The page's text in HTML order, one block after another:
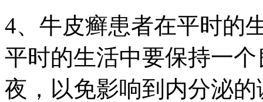
4、牛皮癣患者在平时的
平时的生活中要保持一
夜，以免影响到内分泌